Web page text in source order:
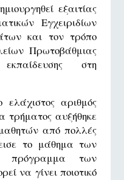
εξαιτίας
Εγχειριδίων
και τον τρόπο
Πρωτοβάθμιας
στη
αριθμός
τρήματος αυξήθηκε
από πολλές
το μάθημα των
πρόγραμμα των
να γίνει ποιοτικό